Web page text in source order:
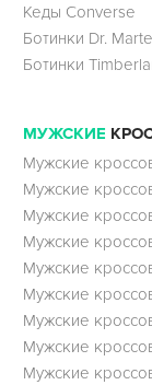
Кеды Converse
Ботинки Dr.
Ботинки
МУЖСКИЕ
Мужские
Мужские
Мужские
Мужские
Мужские
Мужские
Мужские
Мужские
Мужские